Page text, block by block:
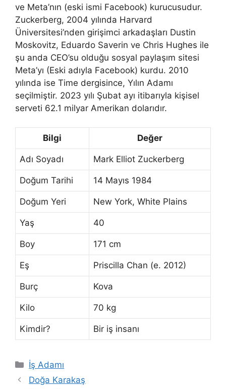
ve Meta’nın (eski ismi Facebook) kurucusudur.
Zuckerberg, 2004 yılında Harvard
Üniversitesi’nden girişimci arkadaşları Dustin
Moskovitz, Eduardo Saverin ve Chris Hughes ile
şu anda CEO’su olduğu sosyal paylaşım sitesi
Meta’yı (Eski adıyla Facebook) kurdu. 2010
yılında ise Time dergisince, Yılın Adamı
seçilmiştir. 2023 yılı Şubat ayı itibarıyla kişisel
serveti 62.1 milyar Amerikan dolarıdır.
Bilgi Değer
Adı Soyadı Mark Elliot Zuckerberg
Doğum Tarihi 14 Mayıs 1984
Doğum Yeri New York, White Plains
Yaş 40
Boy 171 cm
Eş Priscilla Chan (e. 2012)
Burç Kova
Kilo 70 kg
Kimdir? Bir iş insanı
Kategoriler
İş Adamı
Doğa Karakaş